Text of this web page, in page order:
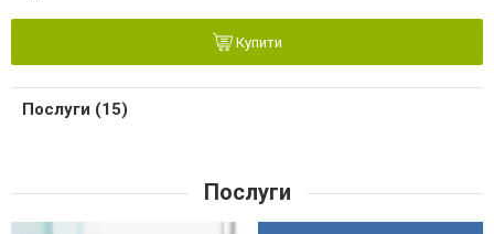
Купити
Послуги (15)
Послуги